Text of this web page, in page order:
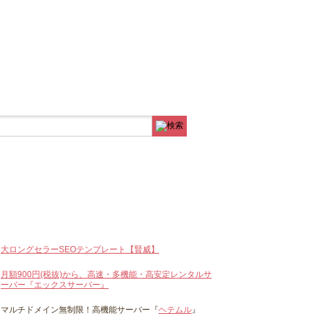
大ロングセラーSEOテンプレート【賢威】
月額900円(税抜)から、高速・多機能・高安定レンタルサ
ーバー『エックスサーバー』
マルチドメイン無制限！高機能サーバー『ヘテムル』